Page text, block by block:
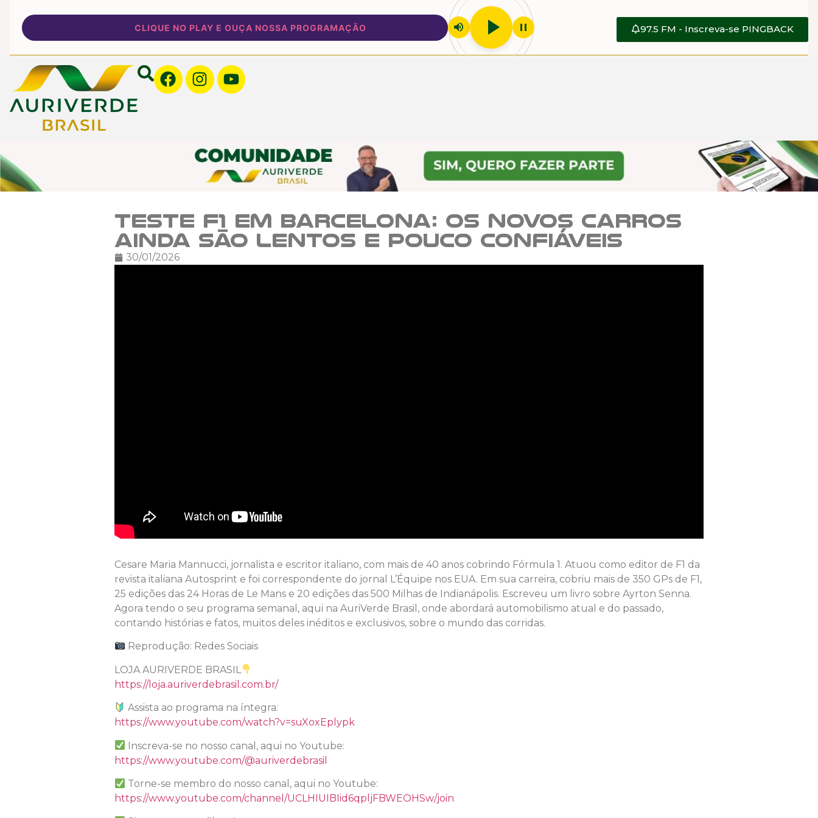
CLIQUE NO PLAY E OUÇA NOSSA PROGRAMAÇÃO volume_up play_arrow pause 97.5 FM - Inscreva-se PINGBACK
Teste F1 em Barcelona: os novos carros
ainda são lentos e pouco confiáveis
30/01/2026
Cesare Maria Mannucci, jornalista e escritor italiano, com mais de 40 anos cobrindo Fórmula 1. Atuou como editor de F1 da
revista italiana Autosprint e foi correspondente do jornal L’Équipe nos EUA. Em sua carreira, cobriu mais de 350 GPs de F1,
25 edições das 24 Horas de Le Mans e 20 edições das 500 Milhas de Indianápolis. Escreveu um livro sobre Ayrton Senna.
Agora tendo o seu programa semanal, aqui na AuriVerde Brasil, onde abordará automobilismo atual e do passado,
contando histórias e fatos, muitos deles inéditos e exclusivos, sobre o mundo das corridas.
Reprodução: Redes Sociais
LOJA AURIVERDE BRASIL
https://loja.auriverdebrasil.com.br/
Assista ao programa na íntegra:
https://www.youtube.com/watch?v=suXoxEplypk
Inscreva-se no nosso canal, aqui no Youtube:
https://www.youtube.com/@auriverdebrasil
Torne-se membro do nosso canal, aqui no Youtube:
https://www.youtube.com/channel/UCLHIUIBIid6qpljFBWEOHSw/join